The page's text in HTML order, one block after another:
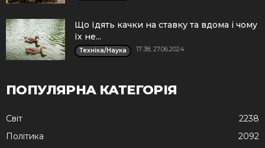
Що їдять качки на ставку та вдома і чому
їх не...
Техніка/Наука 17:38, 27.06.2024
ПОПУЛЯРНА КАТЕГОРІЯ
Cвіт
2238
Політика
2092